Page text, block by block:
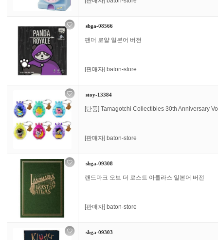
sbga-08566
팬더 로얄 일본어 버전
[판매자] baton-store
stoy-13384
[단품] Tamagotchi Collectibles 30th Anniversary
[판매자] baton-store
sbga-09308
랜드마크 오브 더 로스트 아틀라스 일본어 버전
[판매자] baton-store
sbga-09303